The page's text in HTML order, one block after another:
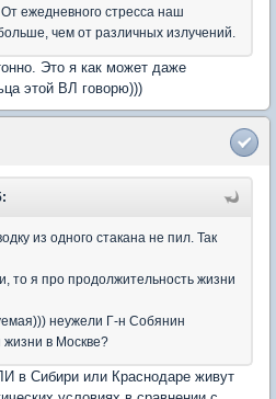
ежедневного стресса наш
чем от различных излучений.
Это я как может даже
этой ВЛ говорю)))
из одного стакана не пил. Так
то я про продолжительность жизни
неужели Г-н Собянин
жизни в Москве?
в Сибири или Краснодаре живут